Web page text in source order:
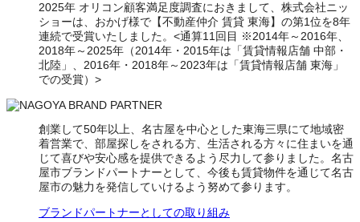
2025年 オリコン顧客満足度調査におきまして、株式会社ニッ
ショーは、おかげ様で【不動産仲介 賃貸 東海】の第1位を8年
連続で受賞いたしました。<通算11回目 ※2014年～2016年、
2018年～2025年（2014年・2015年は「賃貸情報店舗 中部・
北陸」、2016年・2018年～2023年は「賃貸情報店舗 東海」
での受賞）>
創業して50年以上、名古屋を中心とした東海三県にて地域密
着営業で、部屋探しをされる方、生活される方々に住まいを通
じて喜びや安心感を提供できるよう尽力して参りました。名古
屋市ブランドパートナーとして、今後も賃貸物件を通じて名古
屋市の魅力を発信していけるよう努めて参ります。
ブランドパートナーとしての取り組み